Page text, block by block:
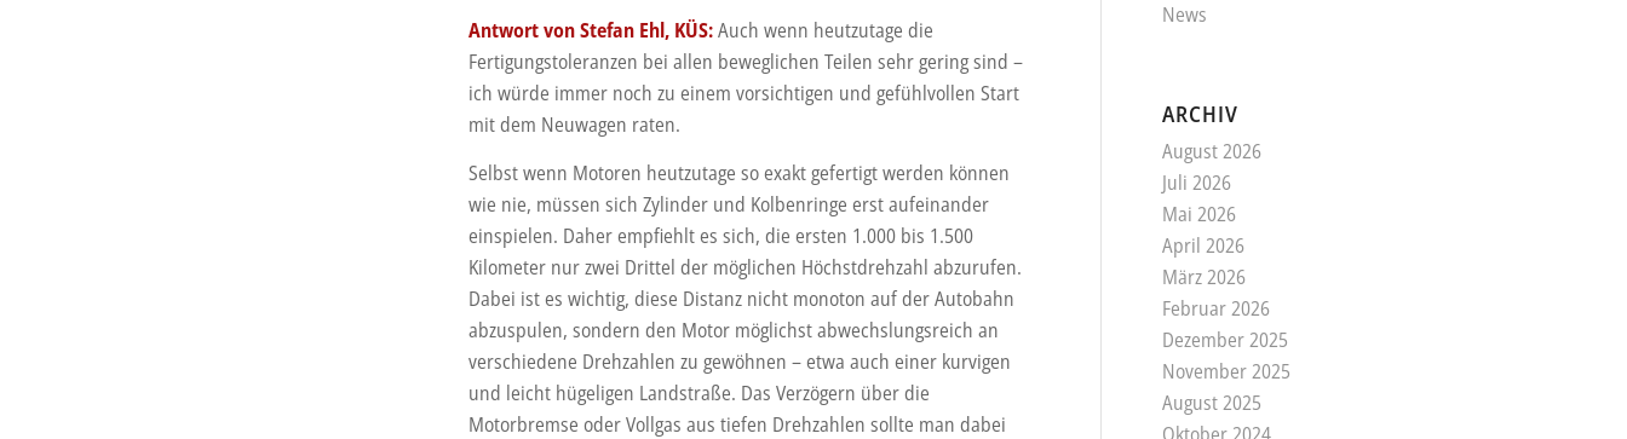
Antwort von Stefan Ehl, KÜS:Auch wenn heutzutage die
Fertigungstoleranzen bei allen beweglichen Teilen sehr gering sind –
ich würde immer noch zu einem vorsichtigen und gefühlvollen Start
mit dem Neuwagen raten.
Selbst wenn Motoren heutzutage so exakt gefertigt werden können
wie nie, müssen sich Zylinder und Kolbenringe erst aufeinander
einspielen. Daher empfiehlt es sich, die ersten 1.000 bis 1.500
Kilometer nur zwei Drittel der möglichen Höchstdrehzahl abzurufen.
Dabei ist es wichtig, diese Distanz nicht monoton auf der Autobahn
abzuspulen, sondern den Motor möglichst abwechslungsreich an
verschiedene Drehzahlen zu gewöhnen – etwa auch einer kurvigen
und leicht hügeligen Landstraße. Das Verzögern über die
Motorbremse oder Vollgas aus tiefen Drehzahlen sollte man dabei
News
ARCHIV
August 2026
Juli 2026
Mai 2026
April 2026
März 2026
Februar 2026
Dezember 2025
November 2025
August 2025